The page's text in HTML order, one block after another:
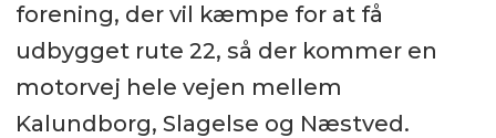
forening, der vil kæmpe for at få
udbygget rute 22, så der kommer en
motorvej hele vejen mellem
Kalundborg, Slagelse og Næstved.